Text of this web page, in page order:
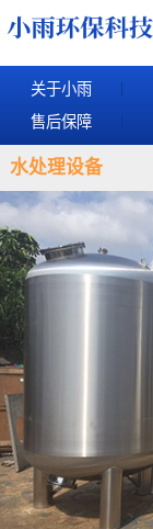
关于小雨
售后保障
水处理设备